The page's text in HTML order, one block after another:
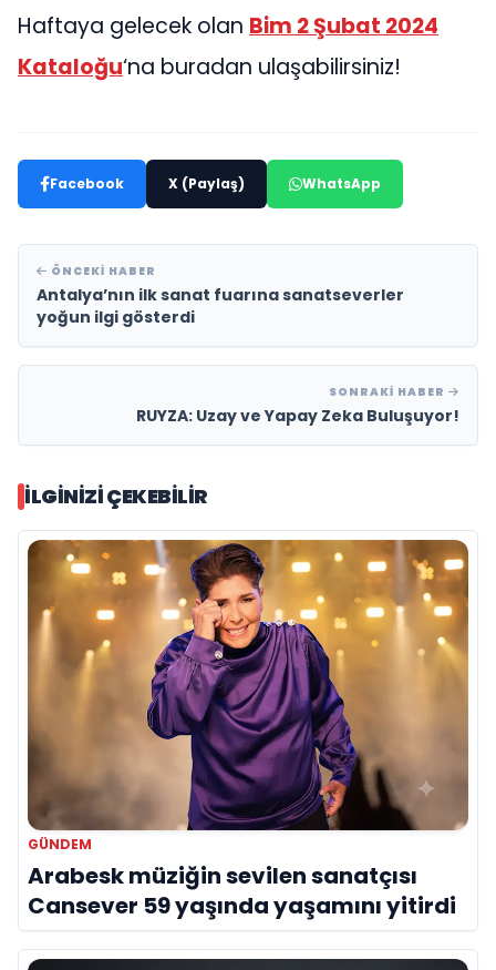
Haftaya gelecek olan Bim 2 Şubat 2024
Kataloğu‘na buradan ulaşabilirsiniz!
Facebook X (Paylaş) WhatsApp
ÖNCEKI HABER
Antalya’nın ilk sanat fuarına sanatseverler
yoğun ilgi gösterdi
SONRAKI HABER
RUYZA: Uzay ve Yapay Zeka Buluşuyor!
İLGINIZI ÇEKEBILIR
GÜNDEM
Arabesk müziğin sevilen sanatçısı
Cansever 59 yaşında yaşamını yitirdi